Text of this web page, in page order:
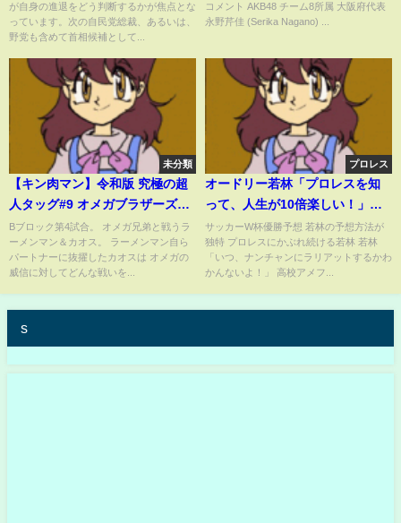
に“玉木首相案”も...
が自身の進退をどう判断するかが焦点とな
っています。次の自民党総裁、あるいは、
野党も含めて首相候補として...
コメント AKB48 チーム8所属 大阪府代表
永野芹佳 (Serika Nagano) ...
未分類
【キン肉マン】令和版 究極の超
人タッグ#9 オメガブラザーズVS
混沌の救世主コンビ【ファイプ
ロクラフト】
Bブロック第4試合。 オメガ兄弟と戦うラ
ーメンマン＆カオス。 ラーメンマン自ら
パートナーに抜擢したカオスは オメガの
威信に対してどんな戦いを...
プロレス
オードリー若林「プロレスを知
って、人生が10倍楽しい！」
【オードリーのラジオトーク・
オールナイトニッポン】
サッカーW杯優勝予想 若林の予想方法が
独特 プロレスにかぶれ続ける若林 若林
「いつ、ナンチャンにラリアットするかわ
かんないよ！」 高校アメフ...
s